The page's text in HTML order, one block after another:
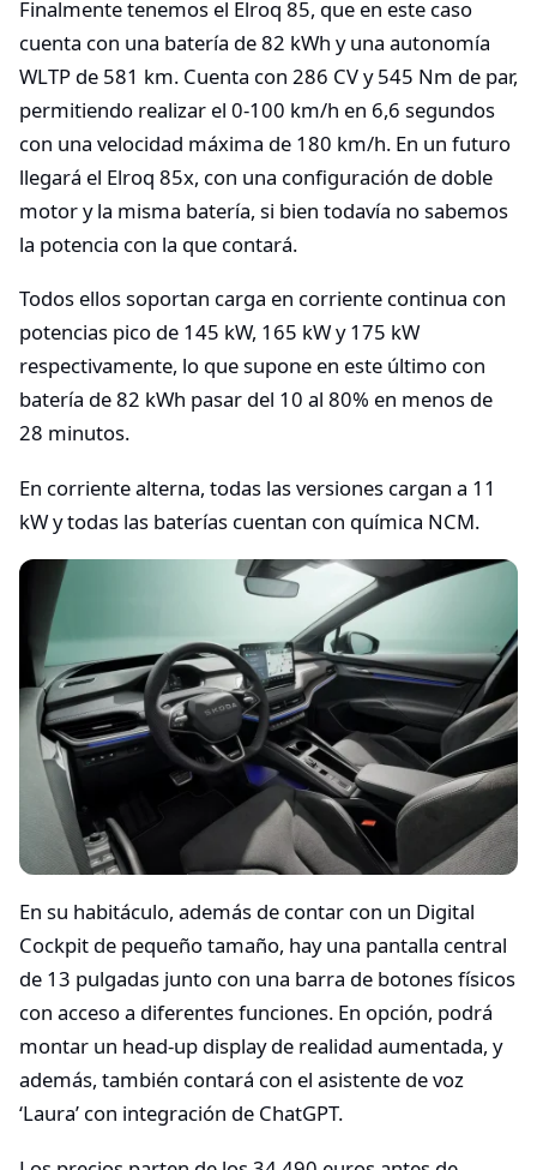
Finalmente tenemos el Elroq 85, que en este caso
cuenta con una batería de 82 kWh y una autonomía
WLTP de 581 km. Cuenta con 286 CV y 545 Nm de par,
permitiendo realizar el 0-100 km/h en 6,6 segundos
con una velocidad máxima de 180 km/h. En un futuro
llegará el Elroq 85x, con una configuración de doble
motor y la misma batería, si bien todavía no sabemos
la potencia con la que contará.
Todos ellos soportan carga en corriente continua con
potencias pico de 145 kW, 165 kW y 175 kW
respectivamente, lo que supone en este último con
batería de 82 kWh pasar del 10 al 80% en menos de
28 minutos.
En corriente alterna, todas las versiones cargan a 11
kW y todas las baterías cuentan con química NCM.
En su habitáculo, además de contar con un Digital
Cockpit de pequeño tamaño, hay una pantalla central
de 13 pulgadas junto con una barra de botones físicos
con acceso a diferentes funciones. En opción, podrá
montar un head-up display de realidad aumentada, y
además, también contará con el asistente de voz
‘Laura’ con integración de ChatGPT.